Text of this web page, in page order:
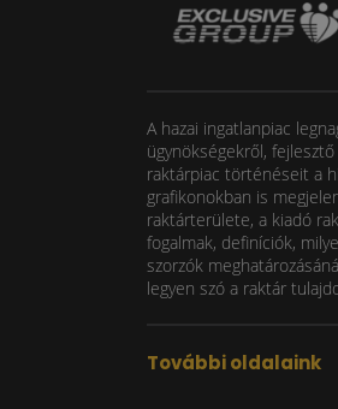
A hazai ingatlanpiac
ügynökségekről,
raktárpiac történéseit a
grafikonokban is
raktárterülete, a kiadó
fogalmak, definíciók,
szorzók
legyen szó a raktár
További oldalaink